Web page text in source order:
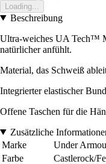
Loading...
Beschreibung
Ultra-weiches UA Tech™
natürlicher anfühlt.
Material, das Schweiß
Integrierter elastischer
Offene Taschen für die
Zusätzliche
Marke
Under
Farbe
Castlerock/